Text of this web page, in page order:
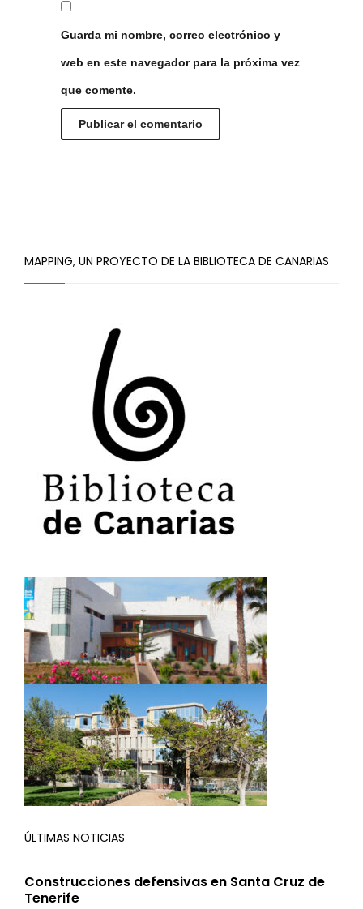
Guarda mi nombre, correo electrónico y
web en este navegador para la próxima vez
que comente.
MAPPING, UN PROYECTO DE LA BIBLIOTECA DE CANARIAS
ÚLTIMAS NOTICIAS
Construcciones defensivas en Santa Cruz de
Tenerife